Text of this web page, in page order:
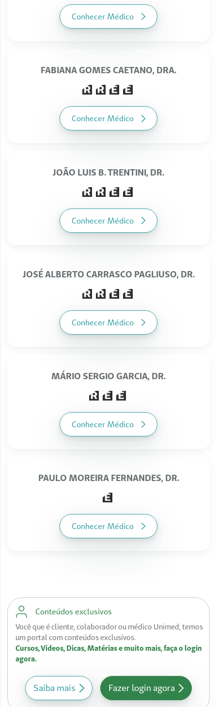
Conhecer Médico
FABIANA GOMES CAETANO, DRA.
Conhecer Médico
JOÃO LUIS B. TRENTINI, DR.
Conhecer Médico
JOSÉ ALBERTO CARRASCO PAGLIUSO, DR.
Conhecer Médico
MÁRIO SERGIO GARCIA, DR.
Conhecer Médico
PAULO MOREIRA FERNANDES, DR.
Conhecer Médico
Conteúdos exclusivos
Você que é cliente, colaborador ou médico Unimed, temos
um portal com conteúdos exclusívos.
Cursos, Vídeos, Dicas, Matérias e muito mais, faça o login
agora.
Saiba mais Fazer login agora